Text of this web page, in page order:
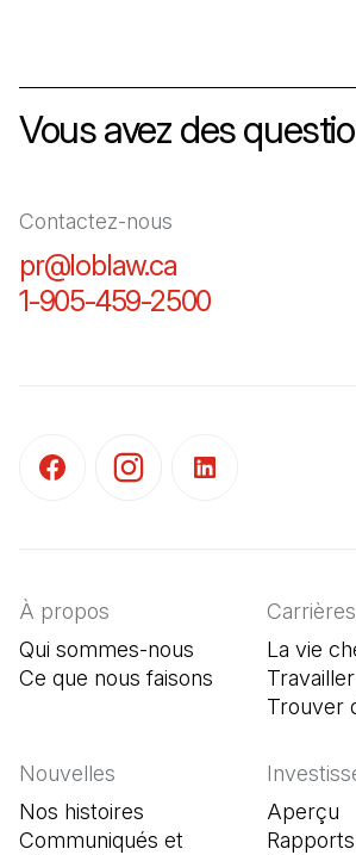
Vous avez des
Contactez-nous
pr@loblaw.ca
1-905-459-2500
À propos
Qui sommes-nous
Ce que nous faisons
Carrières
La vie
Trouver
Nouvelles
Nos histoires
Communiqués et
Aperçu